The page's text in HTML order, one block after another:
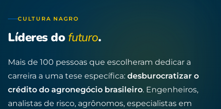
CULTURA NAGRO
Líderes do futuro.
Mais de 100 pessoas que escolheram dedicar a
carreira a uma tese específica: desburocratizar o
crédito do agronegócio brasileiro. Engenheiros,
analistas de risco, agrônomos, especialistas em